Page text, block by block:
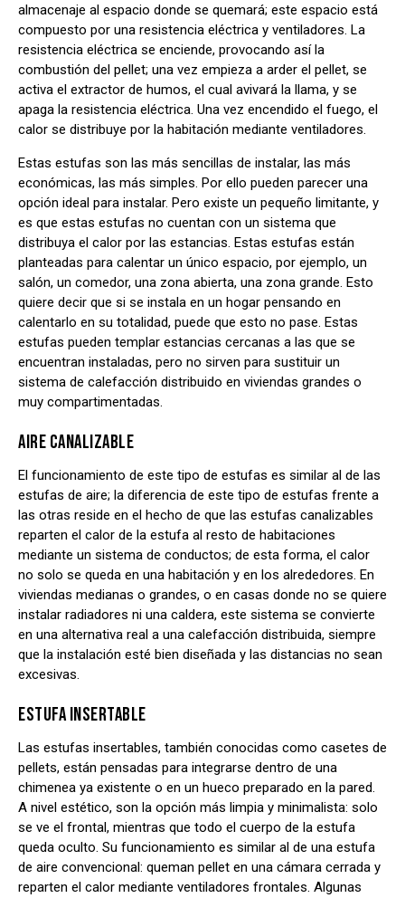
almacenaje al espacio donde se quemará; este espacio está
compuesto por una resistencia eléctrica y ventiladores. La
resistencia eléctrica se enciende, provocando así la
combustión del pellet; una vez empieza a arder el pellet, se
activa el extractor de humos, el cual avivará la llama, y se
apaga la resistencia eléctrica. Una vez encendido el fuego, el
calor se distribuye por la habitación mediante ventiladores.
Estas estufas son las más sencillas de instalar, las más
económicas, las más simples. Por ello pueden parecer una
opción ideal para instalar. Pero existe un pequeño limitante, y
es que estas estufas no cuentan con un sistema que
distribuya el calor por las estancias. Estas estufas están
planteadas para calentar un único espacio, por ejemplo, un
salón, un comedor, una zona abierta, una zona grande. Esto
quiere decir que si se instala en un hogar pensando en
calentarlo en su totalidad, puede que esto no pase. Estas
estufas pueden templar estancias cercanas a las que se
encuentran instaladas, pero no sirven para sustituir un
sistema de calefacción distribuido en viviendas grandes o
muy compartimentadas.
AIRE CANALIZABLE
El funcionamiento de este tipo de estufas es similar al de las
estufas de aire; la diferencia de este tipo de estufas frente a
las otras reside en el hecho de que las estufas canalizables
reparten el calor de la estufa al resto de habitaciones
mediante un sistema de conductos; de esta forma, el calor
no solo se queda en una habitación y en los alrededores. En
viviendas medianas o grandes, o en casas donde no se quiere
instalar radiadores ni una caldera, este sistema se convierte
en una alternativa real a una calefacción distribuida, siempre
que la instalación esté bien diseñada y las distancias no sean
excesivas.
ESTUFA INSERTABLE
Las estufas insertables, también conocidas como casetes de
pellets, están pensadas para integrarse dentro de una
chimenea ya existente o en un hueco preparado en la pared.
A nivel estético, son la opción más limpia y minimalista: solo
se ve el frontal, mientras que todo el cuerpo de la estufa
queda oculto. Su funcionamiento es similar al de una estufa
de aire convencional: queman pellet en una cámara cerrada y
reparten el calor mediante ventiladores frontales. Algunas